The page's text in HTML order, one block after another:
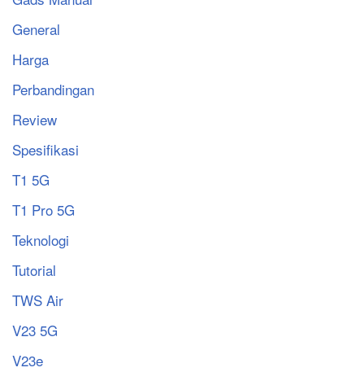
General
Harga
Perbandingan
Review
Spesifikasi
T1 5G
T1 Pro 5G
Teknologi
Tutorial
TWS Air
V23 5G
V23e